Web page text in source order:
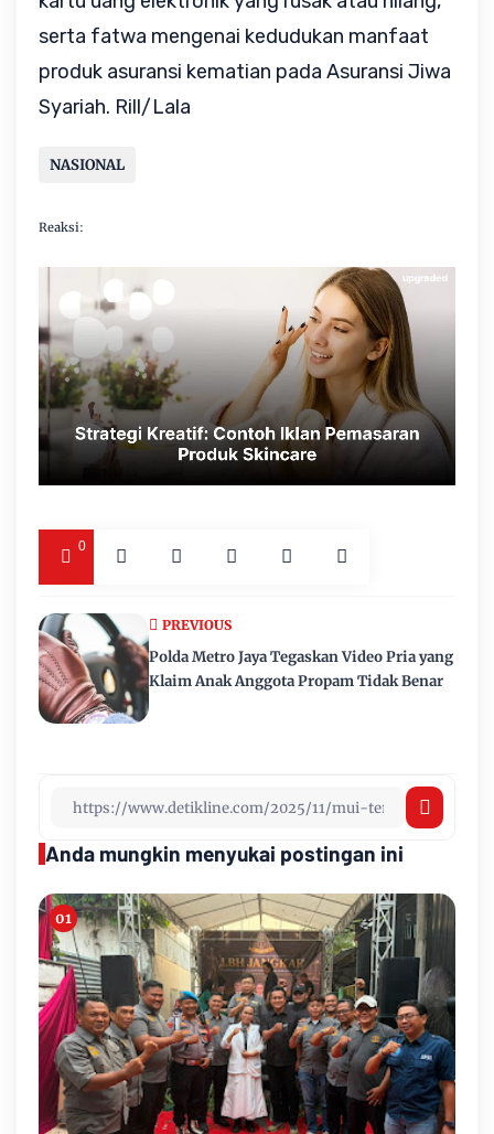
serta fatwa mengenai kedudukan manfaat
produk asuransi kematian pada Asuransi Jiwa
Syariah. Rill/Lala
NASIONAL
Reaksi:
0
PREVIOUS
Polda Metro Jaya Tegaskan Video Pria yang
Klaim Anak Anggota Propam Tidak Benar
Anda mungkin menyukai postingan ini